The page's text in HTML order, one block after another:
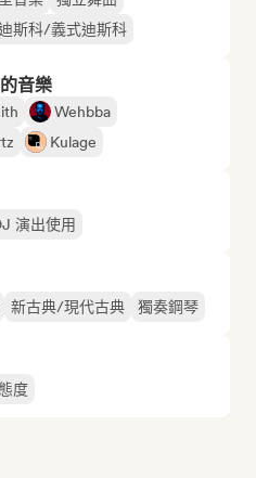
斯科/義式迪斯科
音樂
Wehbba
Kulage
演出使用
新古典/現代古典 獨奏鋼琴
度